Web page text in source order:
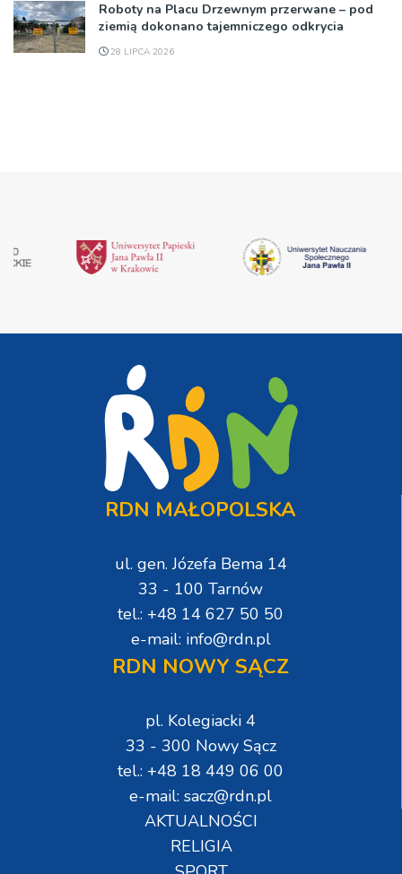
Roboty na Placu Drzewnym przerwane – pod
ziemią dokonano tajemniczego odkrycia
28 LIPCA 2026
RDN MAŁOPOLSKA
ul. gen. Józefa Bema 14
33 - 100 Tarnów
tel.: +48 14 627 50 50
e-mail: info@rdn.pl
RDN NOWY SĄCZ
pl. Kolegiacki 4
33 - 300 Nowy Sącz
tel.: +48 18 449 06 00
e-mail: sacz@rdn.pl
AKTUALNOŚCI
RELIGIA